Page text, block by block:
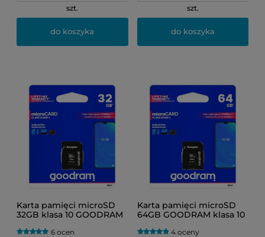
szt.
do koszyka
szt.
do koszyka
Karta pamięci microSD
32GB klasa 10 GOODRAM
6 ocen
Karta pamięci microSD
64GB GOODRAM klasa 10
4 oceny